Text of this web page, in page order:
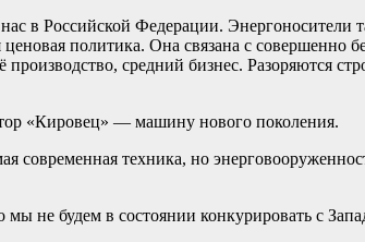
в Российской Федерации. Энергоносители
политика. Она связана с совершенно
средний бизнес. Разоряются
«Кировец» — машину нового поколения.
современная техника, но
не будем в состоянии конкурировать с